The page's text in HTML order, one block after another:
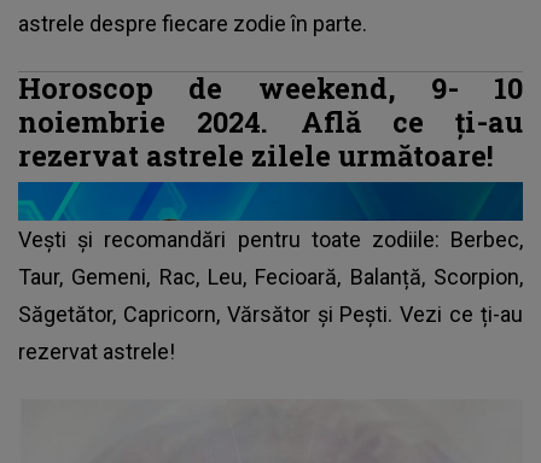
astrele despre fiecare zodie în parte.
Horoscop de weekend, 9- 10
noiembrie 2024. Află ce ți-au
rezervat astrele zilele următoare!
Vești și recomandări pentru toate zodiile: Berbec,
Taur, Gemeni, Rac, Leu, Fecioară, Balanță, Scorpion,
Săgetător, Capricorn, Vărsător și Pești. Vezi ce ți-au
rezervat astrele!